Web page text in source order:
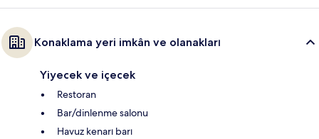
Konaklama yeri imkân ve olanakları
Yiyecek ve içecek
Restoran
Bar/dinlenme salonu
Havuz kenarı barı